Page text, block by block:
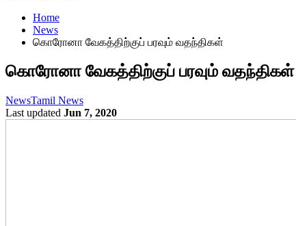
Home
News
கொரோனா வேகத்திற்குப் பரவும் வதந்திகள்
கொரோனா வேகத்திற்குப் பரவும் வதந்திகள்
NewsTamil News
Last updated Jun 7, 2020